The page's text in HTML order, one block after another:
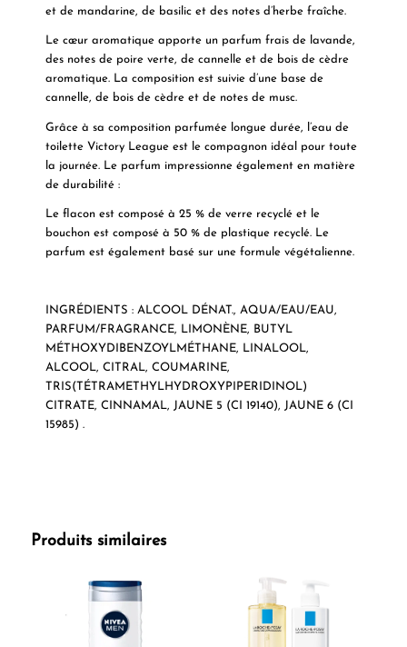
et de mandarine, de basilic et des notes d’herbe fraîche.
Le cœur aromatique apporte un parfum frais de lavande,
des notes de poire verte, de cannelle et de bois de cèdre
aromatique. La composition est suivie d’une base de
cannelle, de bois de cèdre et de notes de musc.
Grâce à sa composition parfumée longue durée, l’eau de
toilette Victory League est le compagnon idéal pour toute
la journée. Le parfum impressionne également en matière
de durabilité :
Le flacon est composé à 25 % de verre recyclé et le
bouchon est composé à 50 % de plastique recyclé. Le
parfum est également basé sur une formule végétalienne.
INGRÉDIENTS :ALCOOL DÉNAT., AQUA/EAU/EAU,
PARFUM/FRAGRANCE, LIMONÈNE, BUTYL
MÉTHOXYDIBENZOYLMÉTHANE, LINALOOL,
ALCOOL, CITRAL, COUMARINE,
TRIS(TÉTRAMETHYLHYDROXYPIPERIDINOL)
CITRATE, CINNAMAL, JAUNE 5 (CI 19140), JAUNE 6 (CI
15985) .
Produits similaires